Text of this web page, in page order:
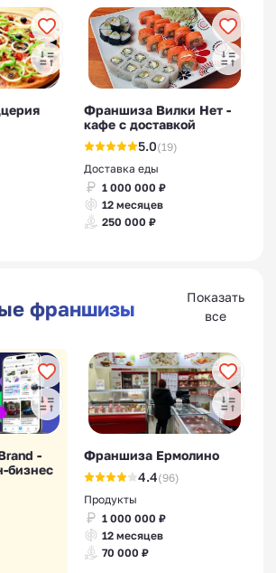
Франшиза Вилки Нет -
кафе с доставкой
5.0(19)
Доставка еды
1 000 000 ₽
12 месяцев
250 000 ₽
франшизы
Показать
все
-
бизнес
Франшиза Ермолино
4.4(96)
Продукты
1 000 000 ₽
12 месяцев
70 000 ₽